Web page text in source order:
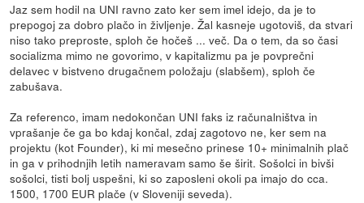
Jaz sem hodil na UNI ravno zato ker sem imel idejo, da je to
prepogoj za dobro plačo in življenje. Žal kasneje ugotoviš, da stvari
niso tako preproste, sploh če hočeš ... več. Da o tem, da so časi
socializma mimo ne govorimo, v kapitalizmu pa je povprečni
delavec v bistveno drugačnem položaju (slabšem), sploh če
zabušava.
Za referenco, imam nedokončan UNI faks iz računalništva in
vprašanje če ga bo kdaj končal, zdaj zagotovo ne, ker sem na
projektu (kot Founder), ki mi mesečno prinese 10+ minimalnih plač
in ga v prihodnjih letih nameravam samo še širit. Sošolci in bivši
sošolci, tisti bolj uspešni, ki so zaposleni okoli pa imajo do cca.
1500, 1700 EUR plače (v Sloveniji seveda).